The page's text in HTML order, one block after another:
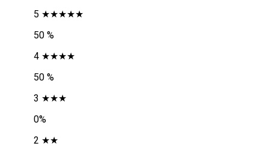
5 ★★★★★
50 %
4 ★★★★
50 %
3 ★★★
0%
2 ★★